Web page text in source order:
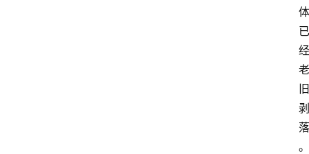
体
已
经
老
旧
剥
落
。